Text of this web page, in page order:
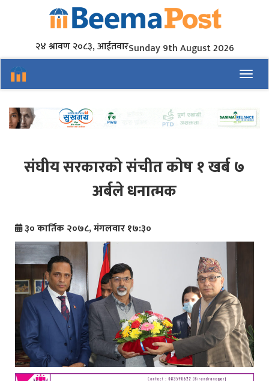
२४ श्रावण २०८३, आईतवारSunday 9th August 2026
संघीय सरकारको संचीत कोष १ खर्ब ७
अर्बले धनात्मक
३० कार्तिक २०७८, मंगलवार १७:३०